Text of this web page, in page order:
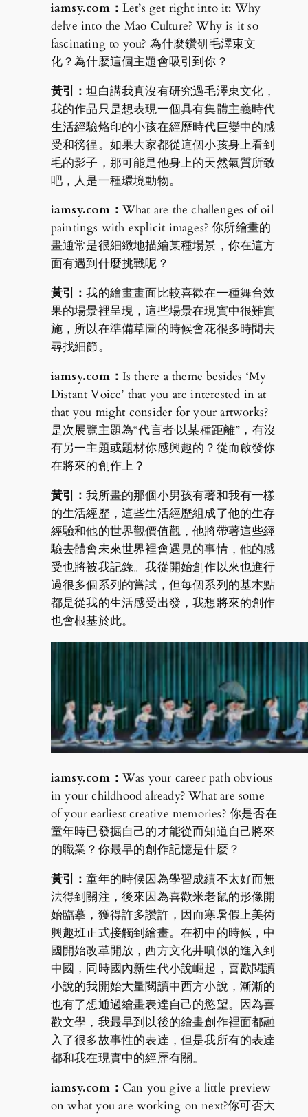
iamsy.com： Let’s get right into it: Why
delve into the Mao Culture? Why is it so
fascinating to you? 為什麼鑽研毛澤東文
化？為什麼這個主題會吸引到你？
黃引：坦白講我真沒有研究過毛澤東文化，
我的作品只是想表現一個具有集體主義時代
生活經驗烙印的小孩在經歷時代巨變中的感
受和徬徨。如果大家都從這個小孩身上看到
毛的影子，那可能是他身上的天然氣質所致
吧，人是一種環境動物。
iamsy.com： What are the challenges of oil
paintings with explicit images? 你所繪畫的
畫通常是很細緻地描繪某種場景，你在這方
面有遇到什麼挑戰呢？
黃引：我的繪畫畫面比較喜歡在一種舞台效
果的場景裡呈現，這些場景在現實中很難實
施，所以在準備草圖的時候會花很多時間去
尋找細節。
iamsy.com： Is there a theme besides ‘My
Distant Voice’ that you are interested in at
that you might consider for your artworks?
是次展覽主題為“代言者∙以某種距離”，有沒
有另一主題或題材你感興趣的？從而啟發你
在將來的創作上？
黃引：我所畫的那個小男孩有著和我有一樣
的生活經歷，這些生活經歷組成了他的生存
經驗和他的世界觀價值觀，他將帶著這些經
驗去體會未來世界裡會遇見的事情，他的感
受也將被我記錄。我從開始創作以來也進行
過很多個系列的嘗試，但每個系列的基本點
都是從我的生活感受出發，我想將來的創作
也會根基於此。
iamsy.com： Was your career path obvious
in your childhood already? What are some
of your earliest creative memories? 你是否在
童年時已發掘自己的才能從而知道自己將來
的職業？你最早的創作記憶是什麼？
黃引：童年的時候因為學習成績不太好而無
法得到關注，後來因為喜歡米老鼠的形像開
始臨摹，獲得許多讚許，因而寒暑假上美術
興趣班正式接觸到繪畫。在初中的時候，中
國開始改革開放，西方文化井噴似的進入到
中國，同時國內新生代小說崛起，喜歡閱讀
小說的我開始大量閱讀中西方小說，漸漸的
也有了想通過繪畫表達自己的慾望。因為喜
歡文學，我最早到以後的繪畫創作裡面都融
入了很多故事性的表達，但是我所有的表達
都和我在現實中的經歷有關。
iamsy.com： Can you give a little preview
on what you are working on next?你可否大